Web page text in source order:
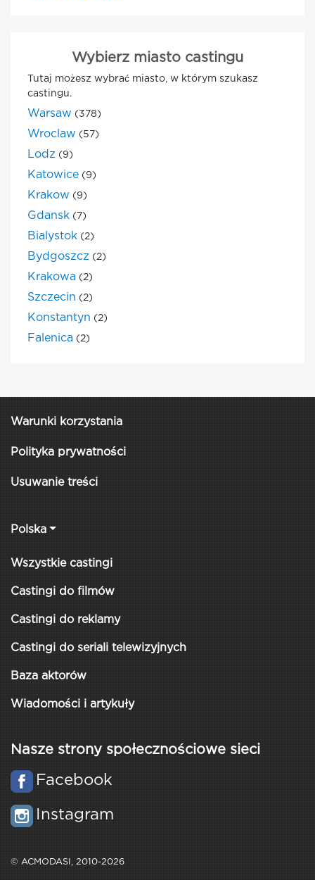
Wybierz miasto castingu
Tutaj możesz wybrać miasto, w którym szukasz
castingu.
Warsaw (378)
Wroclaw (57)
Lodz (9)
Katowice (9)
Krakow (9)
Gdansk (7)
Bialystok (2)
Bydgoszcz (2)
Krakowa (2)
Szczecin (2)
Konstantyn (2)
Falenica (2)
Warunki korzystania
Polityka prywatności
Usuwanie treści
Polska
Wszystkie castingi
Castingi do filmów
Castingi do reklamy
Castingi do seriali telewizyjnych
Baza aktorów
Wiadomości i artykuły
Nasze strony społecznościowe sieci
Facebook
Instagram
© ACMODASI, 2010-2026